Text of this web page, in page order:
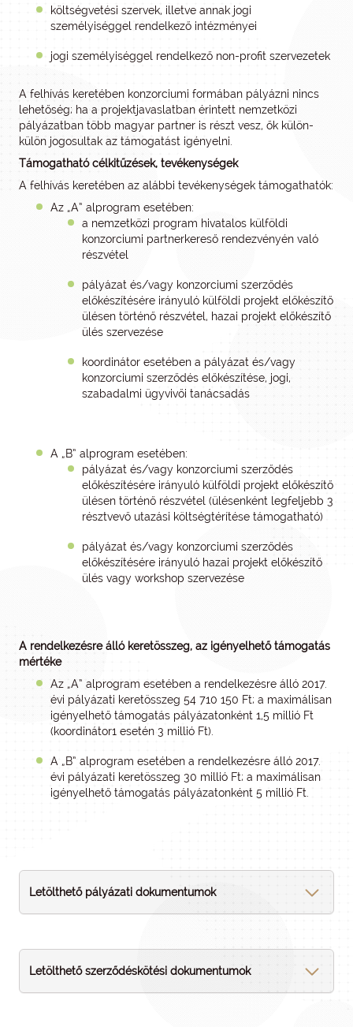
költségvetési szervek, illetve annak jogi
személyiséggel rendelkező intézményei
jogi személyiséggel rendelkező non-profit szervezetek
A felhívás keretében konzorciumi formában pályázni nincs
lehetőség; ha a projektjavaslatban érintett nemzetközi
pályázatban több magyar partner is részt vesz, ők külön-
külön jogosultak az támogatást igényelni.
Támogatható célkitűzések, tevékenységek
A felhívás keretében az alábbi tevékenységek támogathatók:
Az „A” alprogram esetében:
a nemzetközi program hivatalos külföldi
konzorciumi partnerkereső rendezvényén való
részvétel
pályázat és/vagy konzorciumi szerződés
előkészítésére irányuló külföldi projekt előkészítő
ülésen történő részvétel, hazai projekt előkészítő
ülés szervezése
koordinátor esetében a pályázat és/vagy
konzorciumi szerződés előkészítése, jogi,
szabadalmi ügyvivői tanácsadás
A „B” alprogram esetében:
pályázat és/vagy konzorciumi szerződés
előkészítésére irányuló külföldi projekt előkészítő
ülésen történő részvétel (ülésenként legfeljebb 3
résztvevő utazási költségtérítése támogatható)
pályázat és/vagy konzorciumi szerződés
előkészítésére irányuló hazai projekt előkészítő
ülés vagy workshop szervezése
A rendelkezésre álló keretösszeg, az igényelhető támogatás
mértéke
Az „A” alprogram esetében a rendelkezésre álló 2017.
évi pályázati keretösszeg 54 710 150 Ft; a maximálisan
igényelhető támogatás pályázatonként 1,5 millió Ft
(koordinátor1 esetén 3 millió Ft).
A „B” alprogram esetében a rendelkezésre álló 2017.
évi pályázati keretösszeg 30 millió Ft; a maximálisan
igényelhető támogatás pályázatonként 5 millió Ft.
Letölthető pályázati dokumentumok
Letölthető szerződéskötési dokumentumok